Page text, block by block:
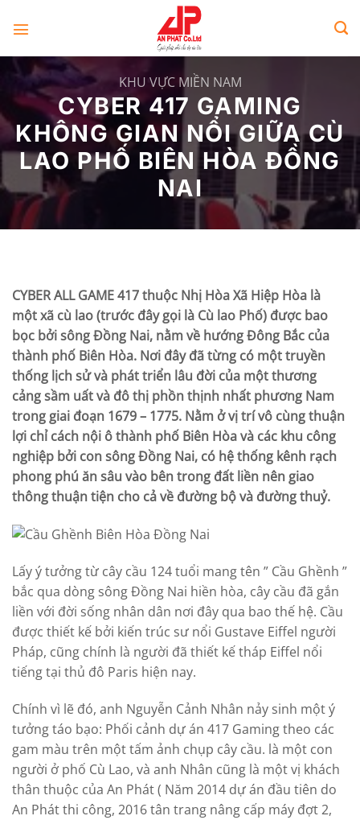
KHU VỰC MIỀN NAM
CYBER 417 GAMING
KHÔNG GIAN NỔI GIỮA CÙ
LAO PHỐ BIÊN HÒA ĐỒNG
NAI
CYBER ALL GAME 417 thuộc Nhị Hòa Xã Hiệp Hòa là
một xã cù lao (trước đây gọi là Cù lao Phố) được bao
bọc bởi sông Đồng Nai, nằm về hướng Đông Bắc của
thành phố Biên Hòa. Nơi đây đã từng có một truyền
thống lịch sử và phát triển lâu đời của một thương
cảng sầm uất và đô thị phồn thịnh nhất phương Nam
trong giai đoạn 1679 – 1775. Nằm ở vị trí vô cùng thuận
lợi chỉ cách nội ô thành phố Biên Hòa và các khu công
nghiệp bởi con sông Đồng Nai, có hệ thống kênh rạch
phong phú ăn sâu vào bên trong đất liền nên giao
thông thuận tiện cho cả về đường bộ và đường thuỷ.
Lấy ý tưởng từ cây cầu 124 tuổi mang tên ” Cầu Ghềnh ”
bắc qua dòng sông Đồng Nai hiền hòa, cây cầu đã gắn
liền với đời sống nhân dân nơi đây qua bao thế hệ. Cầu
được thiết kế bởi kiến trúc sư nổi Gustave Eiffel người
Pháp, cũng chính là người đã thiết kế tháp Eiffel nổi
tiếng tại thủ đô Paris hiện nay.
Chính vì lẽ đó, anh Nguyễn Cảnh Nhân nảy sinh một ý
tưởng táo bạo: Phối cảnh dự án 417 Gaming theo các
gam màu trên một tấm ảnh chụp cây cầu. là một con
người ở phố Cù Lao, và anh Nhân cũng là một vị khách
thân thuộc của An Phát ( Năm 2014 dự án đầu tiên do
An Phát thi công, 2016 tân trang nâng cấp máy đợt 2,